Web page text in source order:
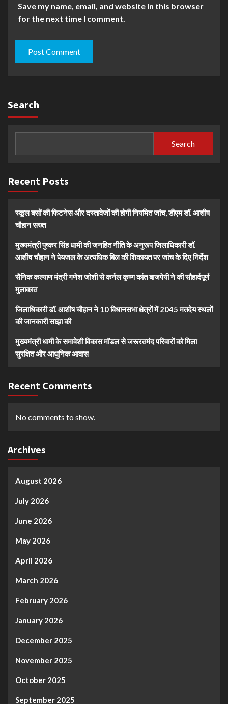
Save my name, email, and website in this browser
for the next time I comment.
Search
Search
Recent Posts
स्कूल बसों की फिटनेस और दस्तावेजों की होगी नियमित जांच, डीएम डॉ. आशीष
चौहान सख्त
मुख्यमंत्री पुष्कर सिंह धामी की जनहित नीति के अनुरूप जिलाधिकारी डॉ.
आशीष चौहान ने पेयजल के अत्यधिक बिल की शिकायत पर जांच के दिए निर्देश
सैनिक कल्याण मंत्री गणेश जोशी से कर्नल कृष्ण कांत बाजपेयी ने की सौहार्दपूर्ण
मुलाकात
जिलाधिकारी डॉ. आशीष चौहान ने 10 विधानसभा क्षेत्रों में 2045 मतदेय स्थलों
की जानकारी साझा की
मुख्यमंत्री धामी के समावेशी विकास मॉडल से जरूरतमंद परिवारों को मिला
सुरक्षित और आधुनिक आवास
Recent Comments
No comments to show.
Archives
August 2026
July 2026
June 2026
May 2026
April 2026
March 2026
February 2026
January 2026
December 2025
November 2025
October 2025
September 2025